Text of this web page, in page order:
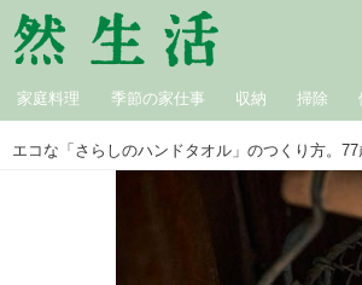
家庭料理 季節の家仕事 収納 掃除